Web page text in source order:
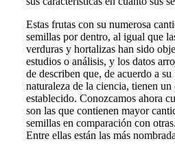
Estas frutas con su numerosa
semillas por dentro, al igual que
verduras y hortalizas han sido
estudios o análisis, y los datos
de describen que, de acuerdo a su
naturaleza de la ciencia, tienen un
establecido. Conozcamos ahora
son las que contienen mayor
semillas en comparación con otras.
Entre ellas están las más